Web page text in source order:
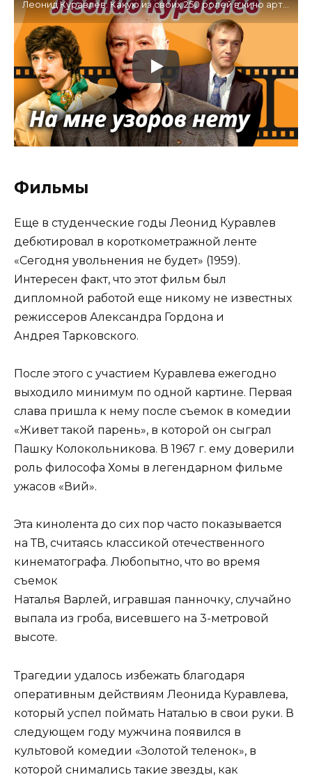
Леонид Куравлёв. Какую из своих 250 ролей в кино артист считал самой любимой?
Фильмы
Еще в студенческие годы Леонид Куравлев
дебютировал в короткометражной ленте
«Сегодня увольнения не будет» (1959).
Интересен факт, что этот фильм был
дипломной работой еще никому не известных
режиссеров Александра Гордона и
Андрея Тарковского.
После этого с участием Куравлева ежегодно
выходило минимум по одной картине. Первая
слава пришла к нему после съемок в комедии
«Живет такой парень», в которой он сыграл
Пашку Колокольникова. В 1967 г. ему доверили
роль философа Хомы в легендарном фильме
ужасов «Вий».
Эта кинолента до сих пор часто показывается
на ТВ, считаясь классикой отечественного
кинематографа. Любопытно, что во время
съемок
Наталья Варлей, игравшая панночку, случайно
выпала из гроба, висевшего на 3-метровой
высоте.
Трагедии удалось избежать благодаря
оперативным действиям Леонида Куравлева,
который успел поймать Наталью в свои руки. В
следующем году мужчина появился в
культовой комедии «Золотой теленок», в
которой снимались такие звезды, как